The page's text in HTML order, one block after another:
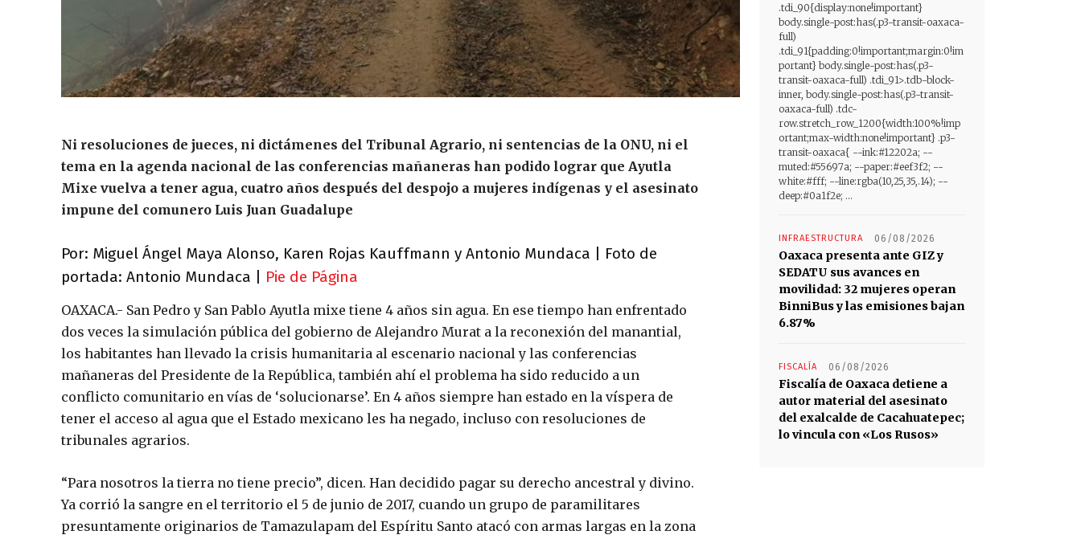
Ni resoluciones de jueces, ni dictámenes del Tribunal Agrario, ni sentencias de la ONU, ni el
tema en la agenda nacional de las conferencias mañaneras han podido lograr que Ayutla
Mixe vuelva a tener agua, cuatro años después del despojo a mujeres indígenas y el asesinato
impune del comunero Luis Juan Guadalupe
Por: Miguel Ángel Maya Alonso, Karen Rojas Kauffmann y Antonio Mundaca | Foto de
portada: Antonio Mundaca | Pie de Página
OAXACA.- San Pedro y San Pablo Ayutla mixe tiene 4 años sin agua. En ese tiempo han enfrentado
dos veces la simulación pública del gobierno de Alejandro Murat a la reconexión del manantial,
los habitantes han llevado la crisis humanitaria al escenario nacional y las conferencias
mañaneras del Presidente de la República, también ahí el problema ha sido reducido a un
conflicto comunitario en vías de ‘solucionarse’. En 4 años siempre han estado en la víspera de
tener el acceso al agua que el Estado mexicano les ha negado, incluso con resoluciones de
tribunales agrarios.
“Para nosotros la tierra no tiene precio”, dicen. Han decidido pagar su derecho ancestral y divino.
Ya corrió la sangre en el territorio el 5 de junio de 2017, cuando un grupo de paramilitares
presuntamente originarios de Tamazulapam del Espíritu Santo atacó con armas largas en la zona
.tdi_90{display:none!important}
body.single-post:has(.p3-transit-oaxaca-
full)
.tdi_91{padding:0!important;margin:0!im
portant} body.single-post:has(.p3-
transit-oaxaca-full) .tdi_91>.tdb-block-
inner, body.single-post:has(.p3-transit-
oaxaca-full) .tdc-
row.stretch_row_1200{width:100%!imp
ortant;max-width:none!important} .p3-
transit-oaxaca{ --ink:#12202a; --
muted:#55697a; --paper:#eef3f2; --
white:#fff; --line:rgba(10,25,35,.14); --
deep:#0a1f2e; ...
INFRAESTRUCTURA 06/08/2026
Oaxaca presenta ante GIZ y
SEDATU sus avances en
movilidad: 32 mujeres operan
BinniBus y las emisiones bajan
6.87%
FISCALÍA 06/08/2026
Fiscalía de Oaxaca detiene a
autor material del asesinato
del exalcalde de Cacahuatepec;
lo vincula con «Los Rusos»